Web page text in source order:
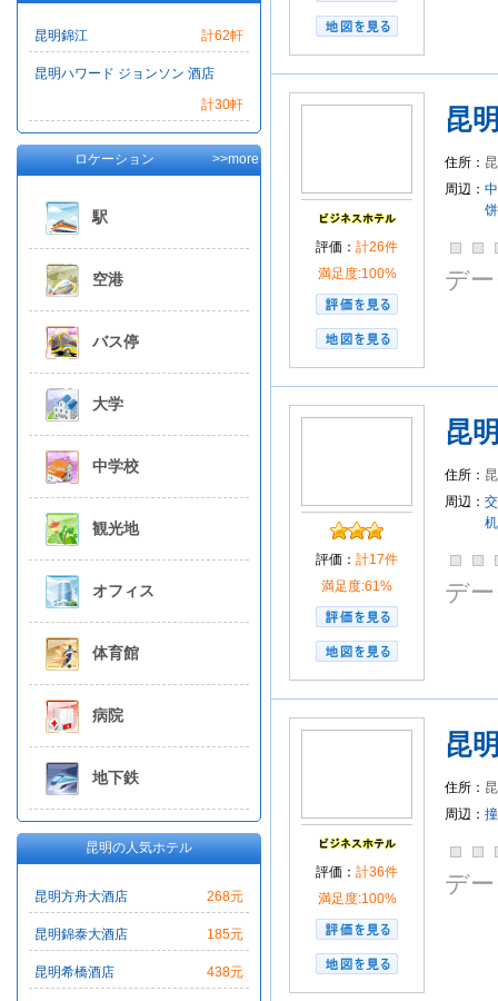
評価： 計26件
満足度:100%
昆
住所：
周辺：
デ
評価： 計17件
満足度:61%
昆
住所：
周辺：
デ
評価： 計36件
満足度:100%
昆
住所：
周辺：
デ
昆明錦江 計62軒
昆明ハワード ジョンソン 酒店
計30軒
ロケーション >>more
駅
空港
バス停
大学
中学校
観光地
オフィス
体育館
病院
地下鉄
昆明の人気ホテル
268元
昆明方舟大酒店
185元
昆明錦泰大酒店
438元
昆明希橋酒店